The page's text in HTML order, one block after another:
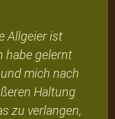
Allgeier ist
habe gelernt
mich nach
Haltung
zu verlangen,